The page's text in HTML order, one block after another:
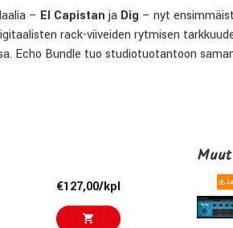
– El Capistan ja Dig – nyt
rack-viiveiden rytmisen
Echo Bundle tuo studiotuotantoon
€127,00/kpl